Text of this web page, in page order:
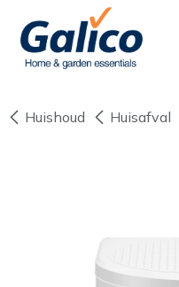
Overslaan naar inhoud
Huishoud Huisafval